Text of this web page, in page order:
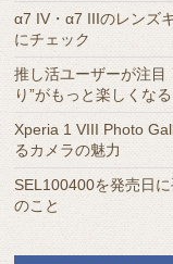
α7 IV・α7 IIIのレンズ
にチェック
推し活ユーザーが注目
り”がもっと楽しくなる
Xperia 1 VIII Photo
るカメラの魅力
SEL100400を発売日
のこと